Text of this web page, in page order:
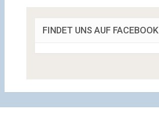
FINDET UNS AUF FACEBOOK